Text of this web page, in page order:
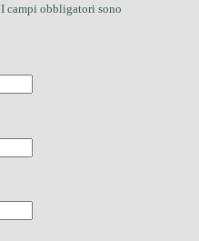
I campi obbligatori sono